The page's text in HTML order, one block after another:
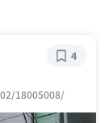
18005008/
4